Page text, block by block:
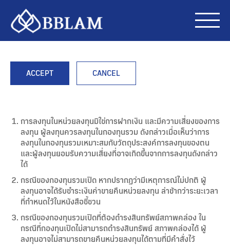
ACCEPT CANCEL
การลงทุนในหน่วยลงทุนมิใช่การฝากเงิน และมีความเสี่ยงของการ
ลงทุน ผู้ลงทุนควรลงทุนในกองทุนรวม ดังกล่าวเมื่อเห็นว่าการ
ลงทุนในกองทุนรวมเหมาะสมกับวัตถุประสงค์การลงทุนของตน
และผู้ลงทุนยอมรับความเสี่ยงที่อาจเกิดขึ้นจากการลงทุนดังกล่าว
ได้
กรณีของกองทุนรวมเปิด หากปรากฏว่ามีเหตุการณ์ไม่ปกติ ผู้
ลงทุนอาจได้รับชำระเงินค่าขายคืนหน่วยลงทุน ล่าช้ากว่าระยะเวลา
ที่กำหนดไว้ในหนังสือชี้ชวน
กรณีของกองทุนรวมเปิดที่ต้องดำรงสินทรัพย์สภาพคล่อง ใน
กรณีที่กองทุนเปิดไม่สามารถดำรงสินทรัพย์ สภาพคล่องได้ ผู้
ลงทุนอาจไม่สามารถขายคืนหน่วยลงทุนได้ตามที่มีคำสั่งไว้